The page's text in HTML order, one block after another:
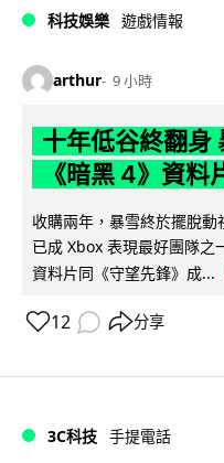
科技娛樂 遊戲情報
arthur 9 小時
十年低谷終翻身
《暗黑 4》資料
收購兩年，暴雪終於擺脫
已成 Xbox 表現最好團隊之
資料片同《守望先鋒》成...
12 分享
3C科技 手提電話